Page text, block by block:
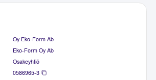
Oy Eko-Form Ab
Eko-Form Oy Ab
Osakeyhtiö
0586965-3